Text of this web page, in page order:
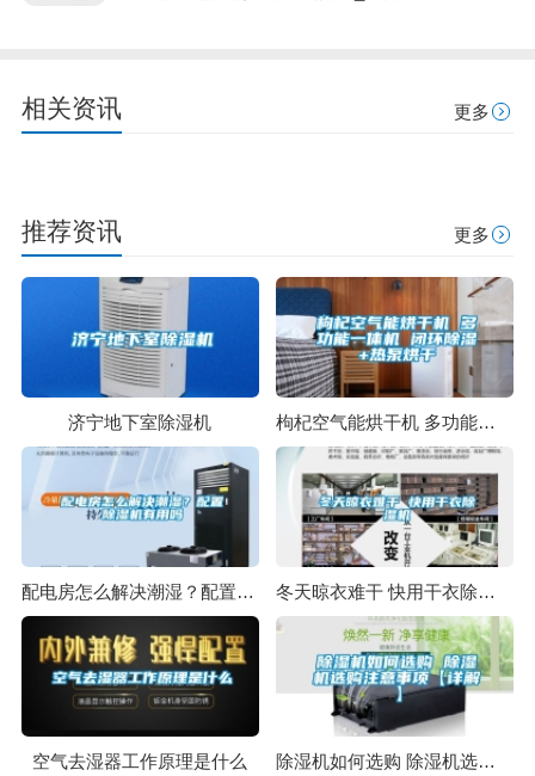
相关资讯 更多
推荐资讯 更多
济宁地下室除湿机 枸杞空气能烘干机 多功能一体机 闭环除湿+热泵烘干
配电房怎么解决潮湿？配置除湿机有用吗 冬天晾衣难干 快用干衣除湿机
空气去湿器工作原理是什么 除湿机如何选购 除湿机选购注意事项【详解】